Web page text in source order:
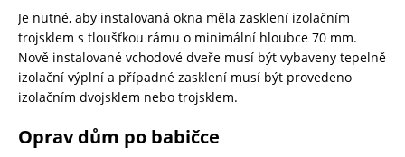
Je nutné, aby instalovaná okna měla zasklení izolačním
trojsklem s tloušťkou rámu o minimální hloubce 70 mm.
Nově instalované vchodové dveře musí být vybaveny tepelně
izolační výplní a případné zasklení musí být provedeno
izolačním dvojsklem nebo trojsklem.
Oprav dům po babičce